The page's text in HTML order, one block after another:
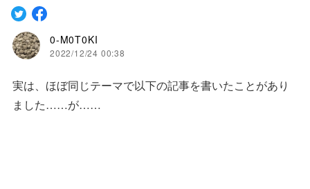
0-M0T0KI
2022/12/24 00:38
実は、ほぼ同じテーマで以下の記事を書いたことがあり
ました……が……